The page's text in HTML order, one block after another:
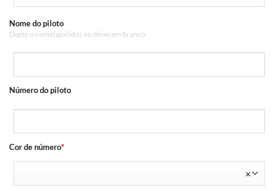
Nome do piloto
Digite o nome(apelido) ou deixe em branco
Número do piloto
Cor de número*
×